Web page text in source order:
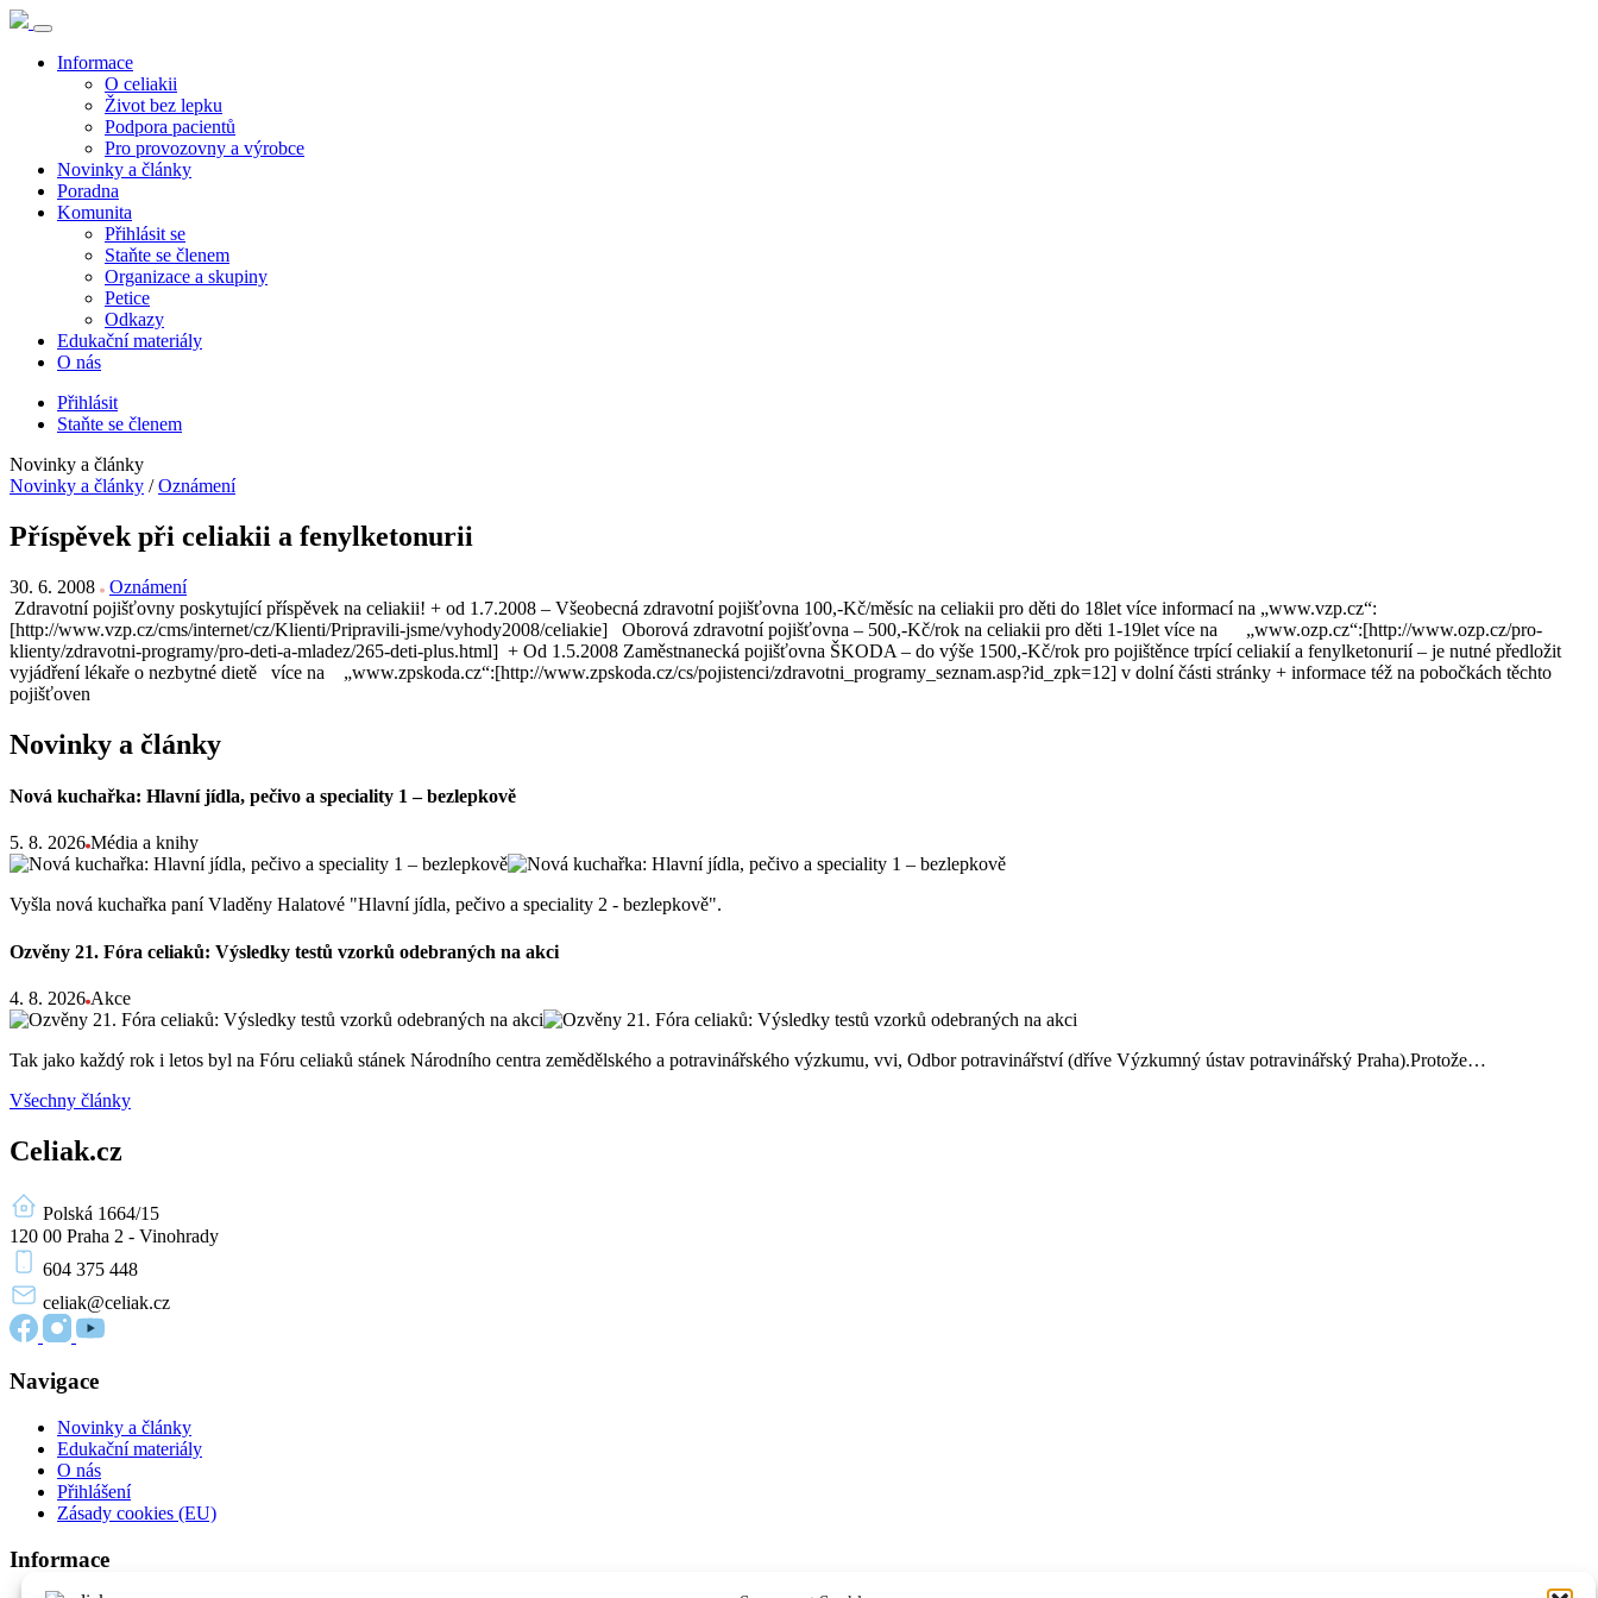
Informace
O celiakii
Život bez lepku
Podpora pacientů
Pro provozovny a výrobce
Novinky a články
Poradna
Komunita
Přihlásit se
Staňte se členem
Organizace a skupiny
Petice
Odkazy
Edukační materiály
O nás
Přihlásit
Staňte se členem
Novinky a články
Novinky a články / Oznámení
Příspěvek při celiakii a fenylketonurii
30. 6. 2008
Oznámení
Zdravotní pojišťovny poskytující příspěvek na celiakii! + od 1.7.2008 – Všeobecná zdravotní pojišťovna 100,-Kč/měsíc na celiakii pro děti do 18let více informací na „www.vzp.cz“:
[http://www.vzp.cz/cms/internet/cz/Klienti/Pripravili-jsme/vyhody2008/celiakie] Oborová zdravotní pojišťovna – 500,-Kč/rok na celiakii pro děti 1-19let více na „www.ozp.cz“:[http://www.ozp.cz/pro-
klienty/zdravotni-programy/pro-deti-a-mladez/265-deti-plus.html] + Od 1.5.2008 Zaměstnanecká pojišťovna ŠKODA – do výše 1500,-Kč/rok pro pojištěnce trpící celiakií a fenylketonurií – je nutné předložit
vyjádření lékaře o nezbytné dietě více na „www.zpskoda.cz“:[http://www.zpskoda.cz/cs/pojistenci/zdravotni_programy_seznam.asp?id_zpk=12] v dolní části stránky + informace též na pobočkách těchto
pojišťoven
Novinky a články
Nová kuchařka: Hlavní jídla, pečivo a speciality 1 – bezlepkově
5. 8. 2026 Média a knihy
Vyšla nová kuchařka paní Vladěny Halatové "Hlavní jídla, pečivo a speciality 2 - bezlepkově".
Ozvěny 21. Fóra celiaků: Výsledky testů vzorků odebraných na akci
4. 8. 2026 Akce
Tak jako každý rok i letos byl na Fóru celiaků stánek Národního centra zemědělského a potravinářského výzkumu, vvi, Odbor potravinářství (dříve Výzkumný ústav potravinářský Praha).Protože…
Všechny články
Celiak.cz
Polská 1664/15
120 00 Praha 2 - Vinohrady
604 375 448
celiak@celiak.cz
Navigace
Novinky a články
Edukační materiály
O nás
Přihlášení
Zásady cookies (EU)
Informace